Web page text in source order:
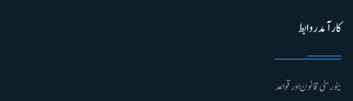
کارآمد روابط
ینورسٹی قانون اور قواعد